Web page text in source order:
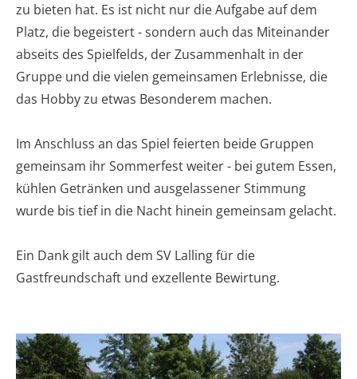
zu bieten hat. Es ist nicht nur die Aufgabe auf dem
Platz, die begeistert - sondern auch das Miteinander
abseits des Spielfelds, der Zusammenhalt in der
Gruppe und die vielen gemeinsamen Erlebnisse, die
das Hobby zu etwas Besonderem machen.
Im Anschluss an das Spiel feierten beide Gruppen
gemeinsam ihr Sommerfest weiter - bei gutem Essen,
kühlen Getränken und ausgelassener Stimmung
wurde bis tief in die Nacht hinein gemeinsam gelacht.
Ein Dank gilt auch dem SV Lalling für die
Gastfreundschaft und exzellente Bewirtung.